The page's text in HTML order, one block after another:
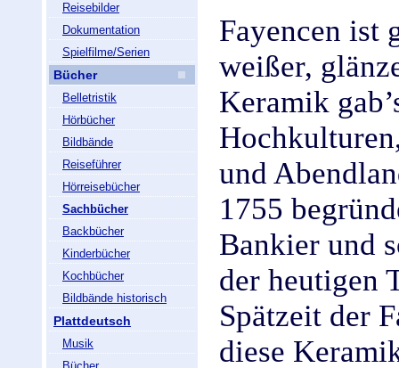
Reisebilder
Dokumentation
Spielfilme/Serien
Bücher
Belletristik
Hörbücher
Bildbände
Reiseführer
Hörreisebücher
Sachbücher
Backbücher
Kinderbücher
Kochbücher
Bildbände historisch
Plattdeutsch
Musik
Fayencen ist
weißer,
Keramik
und
1755
Bankier und
der heutigen
Spätzeit der
diese